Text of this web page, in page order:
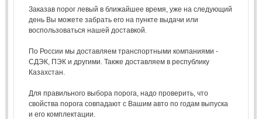
Заказав порог левый в ближайшее время, уже на следующий
день Вы можете забрать его на пункте выдачи или
воспользоваться нашей доставкой.
По России мы доставляем транспортными компаниями -
СДЭК, ПЭК и другими. Также доставляем в республику
Казахстан.
Для правильного выбора порога, надо проверить, что
свойства порога совпадают с Вашим авто по годам выпуска
и его комплектации.